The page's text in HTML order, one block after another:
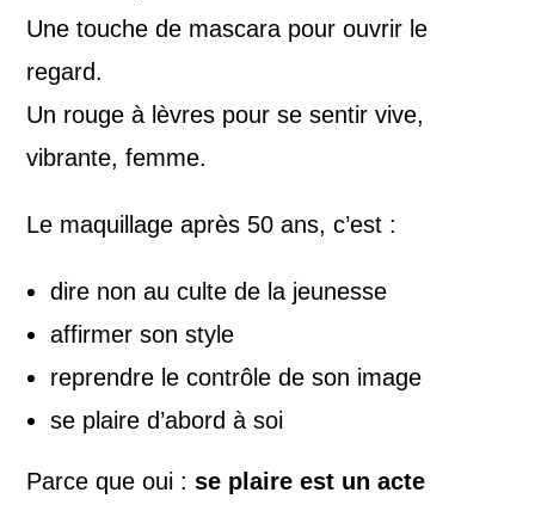
Une touche de mascara pour ouvrir le
regard.
Un rouge à lèvres pour se sentir vive,
vibrante, femme.
Le maquillage après 50 ans, c’est :
dire non au culte de la jeunesse
affirmer son style
reprendre le contrôle de son image
se plaire d’abord à soi
Parce que oui :se plaire est un acte